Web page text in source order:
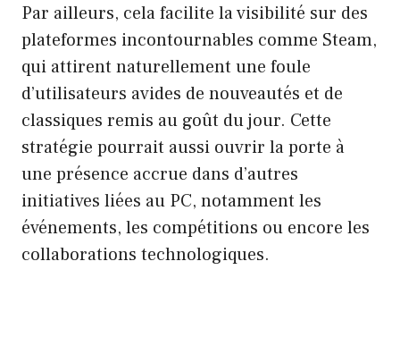
Par ailleurs, cela facilite la visibilité sur des
plateformes incontournables comme Steam,
qui attirent naturellement une foule
d’utilisateurs avides de nouveautés et de
classiques remis au goût du jour. Cette
stratégie pourrait aussi ouvrir la porte à
une présence accrue dans d’autres
initiatives liées au PC, notamment les
événements, les compétitions ou encore les
collaborations technologiques.